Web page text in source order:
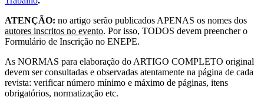
ATENÇÃO: no artigo serão publicados APENAS os nomes dos
autores inscritos no evento. Por isso, TODOS devem preencher o
Formulário de Inscrição no ENEPE.
As NORMAS para elaboração do ARTIGO COMPLETO original
devem ser consultadas e observadas atentamente na página de cada
revista: verificar número mínimo e máximo de páginas, itens
obrigatórios, normatização etc.